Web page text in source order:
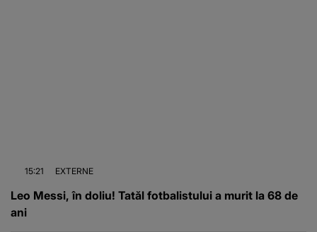
15:21 EXTERNE
Leo Messi, în doliu! Tatăl fotbalistului a murit la 68 de
ani